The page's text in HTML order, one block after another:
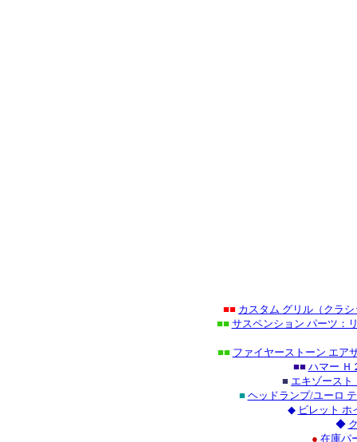
■■ カスタム グリル（クラ
■■ サスペンション パーツ：
■■ ファイヤーストーン エア
■■ ハマー Ｈ
■ エキゾース
■ ヘッドランプ/ユーロ
◆ ビレット ホ
◆
● 在庫パ